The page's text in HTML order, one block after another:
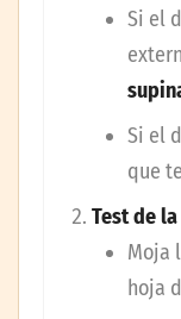
Si el
Si el
que
Test de
Moja
hoja